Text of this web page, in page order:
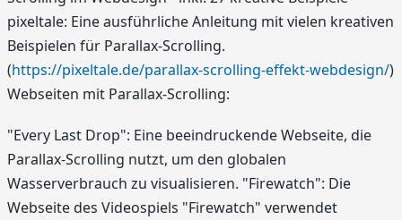
pixeltale: Eine ausführliche Anleitung mit vielen kreativen
Beispielen für Parallax-Scrolling.
(https://pixeltale.de/parallax-scrolling-effekt-webdesign/)
Webseiten mit Parallax-Scrolling:
"Every Last Drop": Eine beeindruckende Webseite, die
Parallax-Scrolling nutzt, um den globalen
Wasserverbrauch zu visualisieren. "Firewatch": Die
Webseite des Videospiels "Firewatch" verwendet